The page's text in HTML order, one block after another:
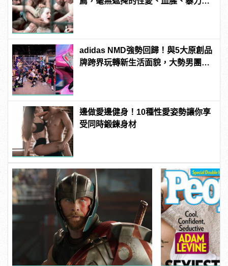
adidas NMD強勢回歸！與5大原創品
牌跨界玩轉新生活面貌，大勢男團
邊做愛邊健身！10種性愛姿勢讓你享
受同時鍛鍊身材